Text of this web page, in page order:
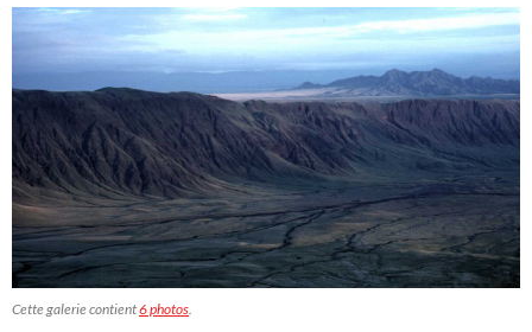
Cette galerie contient6 photos.